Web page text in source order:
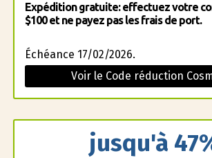
Expédition gratuite: effectuez votre
$100 et ne payez pas les frais de port.
Échéance 17/02/2026.
Voir le Code réduction
jusqu'à